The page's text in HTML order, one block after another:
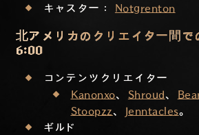
キャスター：
Notgrenton
北アメリカのクリエイター間
6:00
コンテンツクリエイター
Kanonxo、 Shroud、
Stoopzz、 Jenntacles。
ギルド